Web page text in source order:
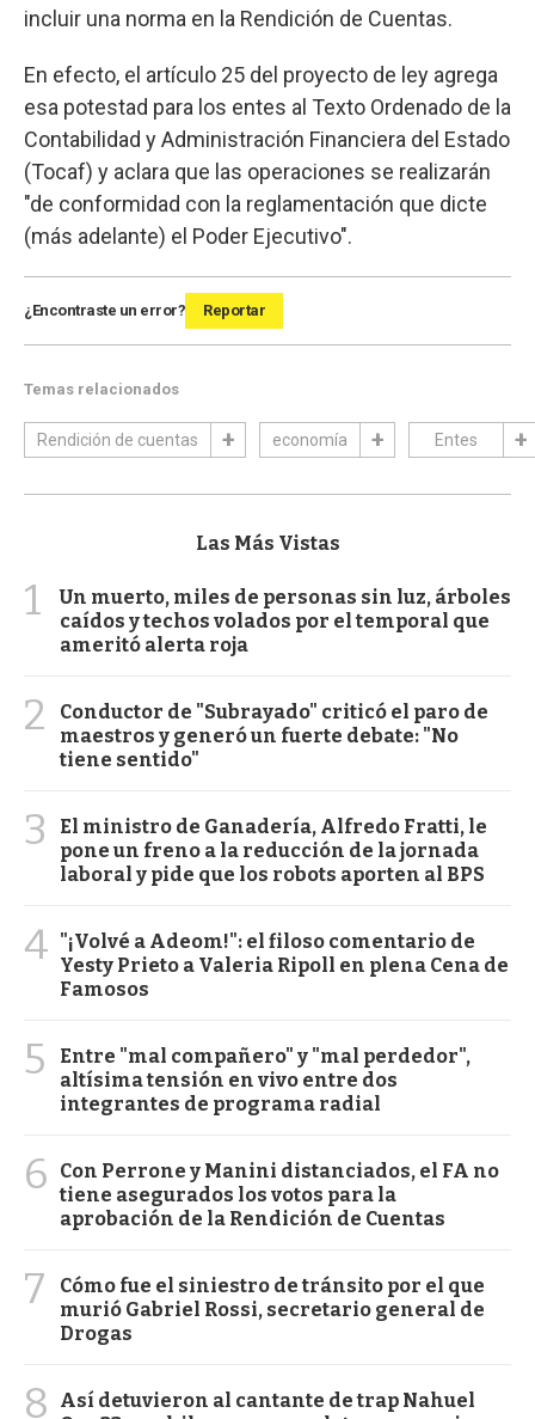
incluir una norma en la Rendición de Cuentas.
En efecto, el artículo 25 del proyecto de ley agrega
esa potestad para los entes al Texto Ordenado de la
Contabilidad y Administración Financiera del Estado
(Tocaf) y aclara que las operaciones se realizarán
"de conformidad con la reglamentación que dicte
(más adelante) el Poder Ejecutivo".
¿Encontraste un error? Reportar
Temas relacionados
Rendición de cuentas economía Entes
Las Más Vistas
1
Un muerto, miles de personas sin luz, árboles
caídos y techos volados por el temporal que
ameritó alerta roja
2
Conductor de "Subrayado" criticó el paro de
maestros y generó un fuerte debate: "No
tiene sentido"
3
El ministro de Ganadería, Alfredo Fratti, le
pone un freno a la reducción de la jornada
laboral y pide que los robots aporten al BPS
4 "¡Volvé a Adeom!": el filoso comentario de
Yesty Prieto a Valeria Ripoll en plena Cena de
Famosos
5
Entre "mal compañero" y "mal perdedor",
altísima tensión en vivo entre dos
integrantes de programa radial
6
Con Perrone y Manini distanciados, el FA no
tiene asegurados los votos para la
aprobación de la Rendición de Cuentas
7
Cómo fue el siniestro de tránsito por el que
murió Gabriel Rossi, secretario general de
Drogas
8
Así detuvieron al cantante de trap Nahuel